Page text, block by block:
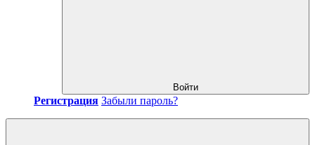
Войти
Регистрация Забыли пароль?